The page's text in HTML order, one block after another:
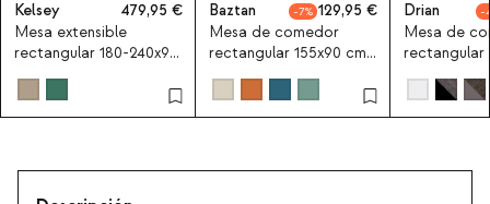
Kelsey
479,95
Mesa extensible
rectangular 180-240x90
cm de comedor de
Baztan 7
129,95
Mesa de comedor
rectangular 155x90 cm
de metal y
Drian
Mesa de
rectangular
de aluminio
Drian